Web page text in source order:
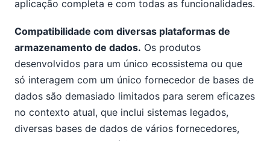
aplicação completa e com todas as funcionalidades.
Compatibilidade com diversas plataformas de
armazenamento de dados. Os produtos
desenvolvidos para um único ecossistema ou que
só interagem com um único fornecedor de bases de
dados são demasiado limitados para serem eficazes
no contexto atual, que inclui sistemas legados,
diversas bases de dados de vários fornecedores,